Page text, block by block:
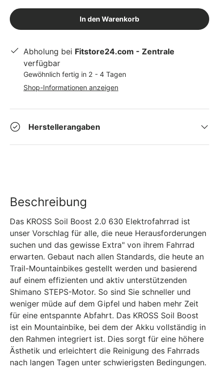
In den Warenkorb
Abholung bei Fitstore24.com - Zentrale
verfügbar
Gewöhnlich fertig in 2 - 4 Tagen
Shop-Informationen anzeigen
Herstellerangaben
Beschreibung
Das KROSS Soil Boost 2.0 630 Elektrofahrrad ist
unser Vorschlag für alle, die neue Herausforderungen
suchen und das gewisse Extra" von ihrem Fahrrad
erwarten. Gebaut nach allen Standards, die heute an
Trail-Mountainbikes gestellt werden und basierend
auf einem effizienten und aktiv unterstützenden
Shimano STEPS-Motor. So sind Sie schneller und
weniger müde auf dem Gipfel und haben mehr Zeit
für eine entspannte Abfahrt. Das KROSS Soil Boost
ist ein Mountainbike, bei dem der Akku vollständig in
den Rahmen integriert ist. Dies sorgt für eine höhere
Ästhetik und erleichtert die Reinigung des Fahrrads
nach langen Tagen unter schwierigsten Bedingungen.